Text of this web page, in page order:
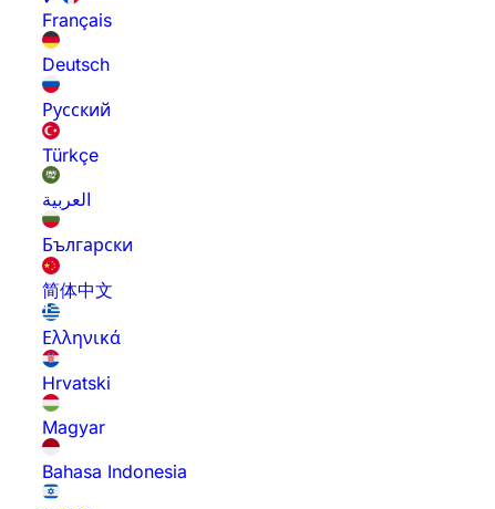
Français
Deutsch
Русский
Türkçe
العربية
Български
简体中文
Ελληνικά
Hrvatski
Magyar
Bahasa Indonesia